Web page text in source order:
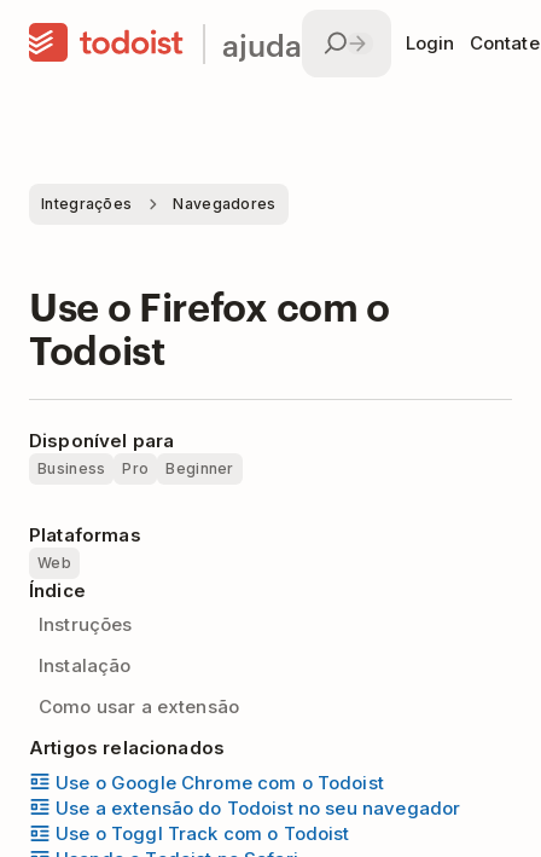
ajuda Login
Integrações Navegadores
Use o Firefox com o
Todoist
Disponível para
Business Pro Beginner
Plataformas
Web
Índice
Instruções
Instalação
Como usar a extensão
Artigos relacionados
Use o Google Chrome com o Todoist
Use a extensão do Todoist no seu navegador
Use o Toggl Track com o Todoist